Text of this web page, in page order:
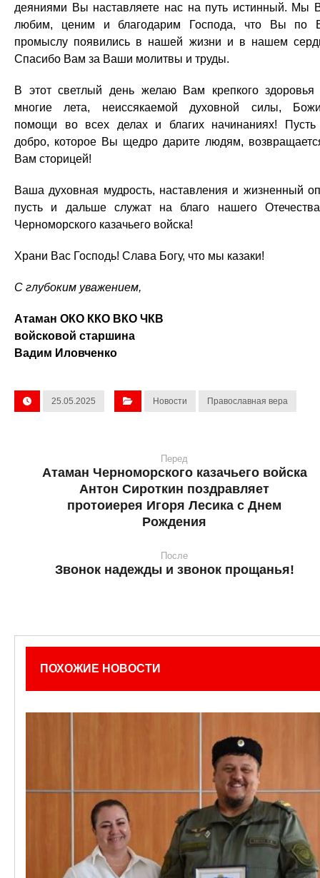
деяниями Вы наставляете нас на путь истинный. Мы
любим, ценим и благодарим Господа, что Вы по
промыслу появились в нашей жизни и в нашем
Спасибо Вам за Ваши молитвы и труды.
В этот светлый день желаю Вам крепкого здоровья
многие лета, неиссякаемой духовной силы,
помощи во всех делах и благих начинаниях! Пусть
добро, которое Вы щедро дарите людям,
Вам сторицей!
Ваша духовная мудрость, наставления и жизненный
пусть и дальше служат на благо нашего
Черноморского казачьего войска!
Храни Вас Господь! Слава Богу, что мы казаки!
С глубоким уважением,
Атаман ОКО ККО ВКО ЧКВ
войсковой старшина
Вадим Иловченко
25.05.2025 Новости Православная вера
Перед
Атаман Черноморского казачьего войска
Антон Сироткин поздравляет
протоиерея Игоря Лесика с Днем
Рождения
После
Звонок надежды и звонок прощанья!
ПОХОЖИЕ НОВОСТИ